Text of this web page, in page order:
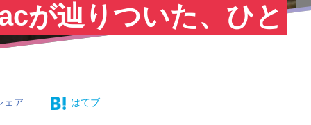
が辿りついた、ひと
ェア はてブ